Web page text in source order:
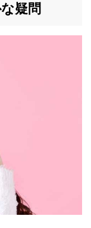
疑問